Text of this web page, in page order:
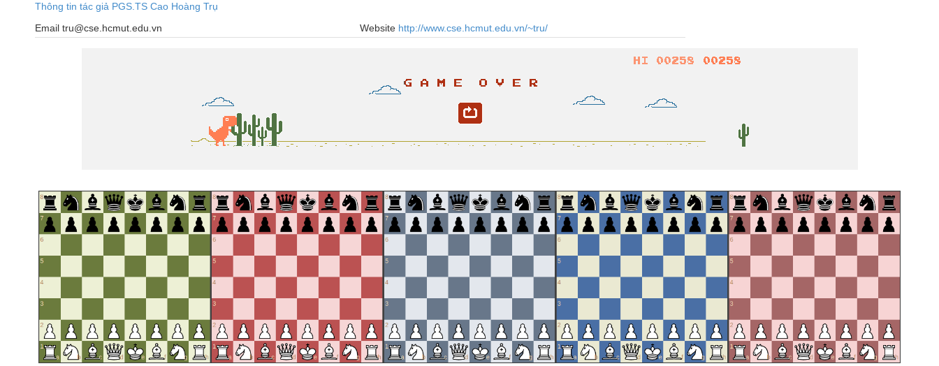
Thông tin tác giả PGS.TS Cao Hoàng Trụ
Email tru@cse.hcmut.edu.vn
Website http://www.cse.hcmut.edu.vn/~tru/